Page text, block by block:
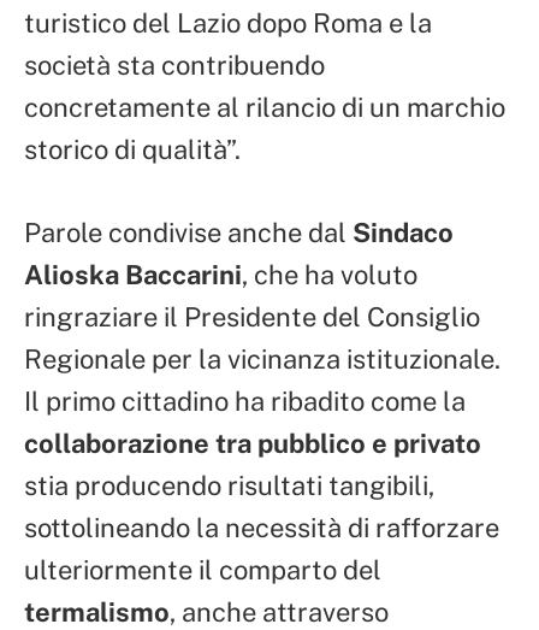
turistico del Lazio dopo Roma e la
società sta contribuendo
concretamente al rilancio di un marchio
storico di qualità”.
Parole condivise anche dal Sindaco
Alioska Baccarini, che ha voluto
ringraziare il Presidente del Consiglio
Regionale per la vicinanza istituzionale.
Il primo cittadino ha ribadito come la
collaborazione tra pubblico e privato
stia producendo risultati tangibili,
sottolineando la necessità di rafforzare
ulteriormente il comparto del
termalismo, anche attraverso